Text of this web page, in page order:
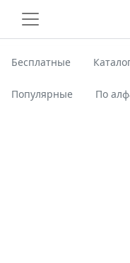
Бесплатные
Популярные По